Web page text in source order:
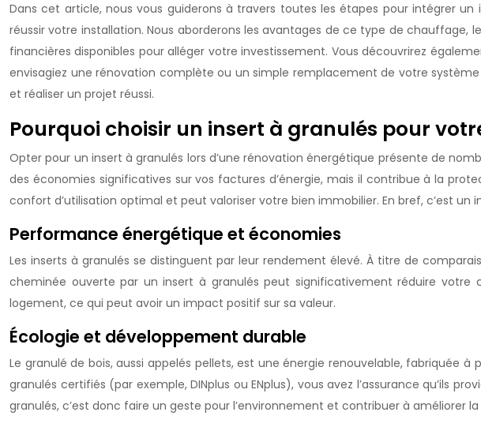
Dans cet article, nous vous guiderons à travers toutes les étapes pour intégrer
réussir votre installation. Nous aborderons les avantages de ce type de chauffage,
financières disponibles pour alléger votre investissement. Vous découvrirez
envisagiez une rénovation complète ou un simple remplacement de votre
et réaliser un projet réussi.
Pourquoi choisir un insert à granulés pour
Opter pour un insert à granulés lors d’une rénovation énergétique présente de
des économies significatives sur vos factures d’énergie, mais il contribue à la
confort d’utilisation optimal et peut valoriser votre bien immobilier. En bref, c’est
Performance énergétique et économies
Les inserts à granulés se distinguent par leur rendement élevé. À titre de
cheminée ouverte par un insert à granulés peut significativement réduire
logement, ce qui peut avoir un impact positif sur sa valeur.
Écologie et développement durable
Le granulé de bois, aussi appelés pellets, est une énergie renouvelable, fabriquée
granulés certifiés (par exemple, DINplus ou ENplus), vous avez l’assurance qu’ils
granulés, c’est donc faire un geste pour l’environnement et contribuer à améliorer la